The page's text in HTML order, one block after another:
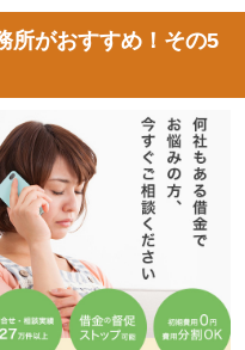
所がおすすめ！その5